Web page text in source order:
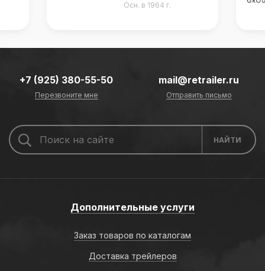
Осн. в 1964 г.
+7 (925) 380-55-50
Перезвоните мне
mail@retrailer.ru
Отправить письмо
Дополнительные услуги
Заказ товаров по каталогам
Доставка трейлеров